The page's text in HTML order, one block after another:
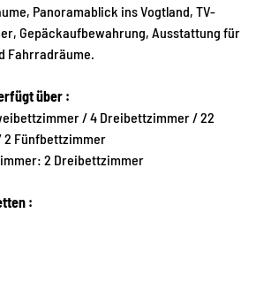
Panoramablick ins Vogtland, TV-
Gepäckaufbewahrung, Ausstattung für
Fahrradräume.
über :
/ 4 Dreibettzimmer / 22
Fünfbettzimmer
2 Dreibettzimmer
: